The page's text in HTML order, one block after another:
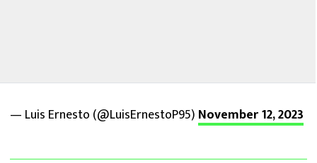
— Luis Ernesto (@LuisErnestoP95) November 12, 2023